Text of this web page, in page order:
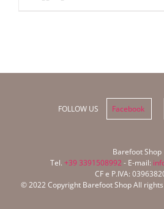
FOLLOW US Facebook
Barefoot Shop
Tel. +39 3391508992 - E-mail:
CF e P.IVA:
© 2022 Copyright Barefoot Shop All